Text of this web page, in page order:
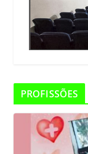
PROFISSÕES